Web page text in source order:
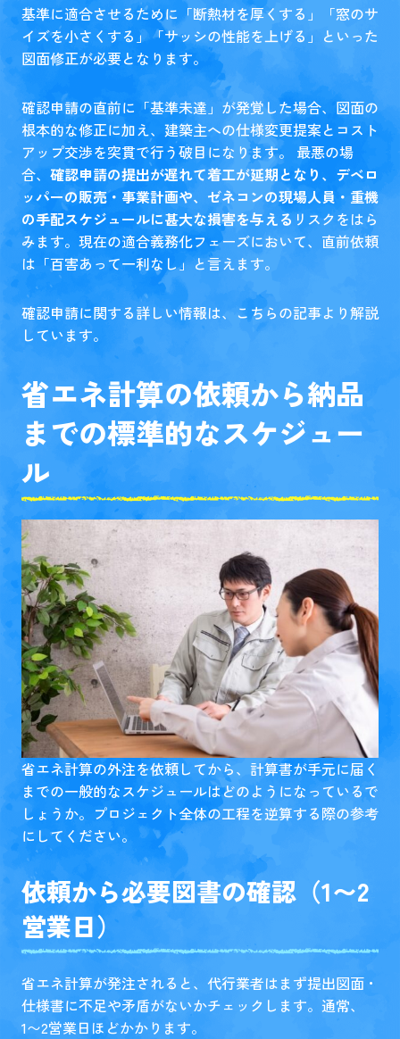
基準に適合させるために「断熱材を厚くする」「窓のサ
イズを小さくする」「サッシの性能を上げる」といった
図面修正が必要となります。
確認申請の直前に「基準未達」が発覚した場合、図面の
根本的な修正に加え、建築主への仕様変更提案とコスト
アップ交渉を突貫で行う破目になります。 最悪の場
合、 確認申請の提出が遅れて着工が延期となり、デベロ
ッパーの販売・事業計画や、ゼネコンの現場人員・重機
の手配スケジュールに甚大な損害を与えるリスクをはら
みます。現在の適合義務化フェーズにおいて、直前依頼
は「百害あって一利なし」と言えます。
確認申請に関する詳しい情報は、 こちらの記事より解説
しています。
省エネ計算の依頼から納品
までの標準的なスケジュー
ル
省エネ計算の外注を依頼してから、計算書が手元に届く
までの一般的なスケジュールはどのようになっているで
しょうか。プロジェクト全体の工程を逆算する際の参考
にしてください。
依頼から必要図書の確認（1〜2
営業日）
省エネ計算が発注されると、代行業者はまず提出図面・
仕様書に不足や矛盾がないかチェックします。通常、
1〜2営業日ほどかかります。